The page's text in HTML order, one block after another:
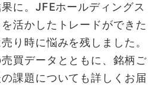
に。JFEホールディングス
活かしたトレードができた
り時に悩みを残しました。
買データとともに、銘柄ご
課題についても詳しくお届